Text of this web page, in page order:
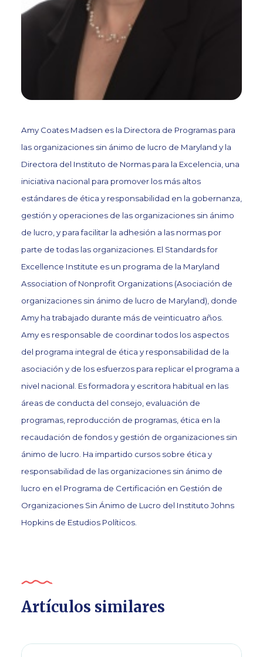
Amy Coates Madsen es la Directora de Programas para
las organizaciones sin ánimo de lucro de Maryland y la
Directora del Instituto de Normas para la Excelencia, una
iniciativa nacional para promover los más altos
estándares de ética y responsabilidad en la gobernanza,
gestión y operaciones de las organizaciones sin ánimo
de lucro, y para facilitar la adhesión a las normas por
parte de todas las organizaciones. El Standards for
Excellence Institute es un programa de la Maryland
Association of Nonprofit Organizations (Asociación de
organizaciones sin ánimo de lucro de Maryland), donde
Amy ha trabajado durante más de veinticuatro años.
Amy es responsable de coordinar todos los aspectos
del programa integral de ética y responsabilidad de la
asociación y de los esfuerzos para replicar el programa a
nivel nacional. Es formadora y escritora habitual en las
áreas de conducta del consejo, evaluación de
programas, reproducción de programas, ética en la
recaudación de fondos y gestión de organizaciones sin
ánimo de lucro. Ha impartido cursos sobre ética y
responsabilidad de las organizaciones sin ánimo de
lucro en el Programa de Certificación en Gestión de
Organizaciones Sin Ánimo de Lucro del Instituto Johns
Hopkins de Estudios Políticos.
Artículos similares